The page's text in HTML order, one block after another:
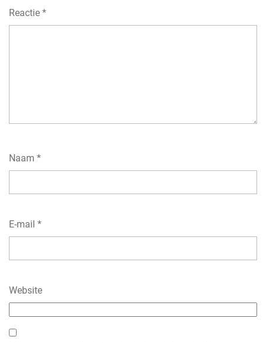
Reactie *
Naam *
E-mail *
Website